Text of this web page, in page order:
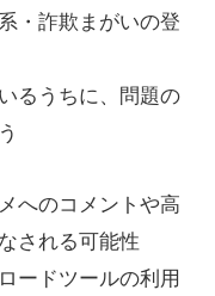
・詐欺まがいの登
るうちに、問題の
へのコメントや高
される可能性
ードツールの利用